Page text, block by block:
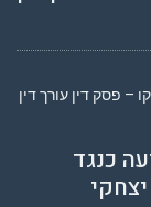
כנגד